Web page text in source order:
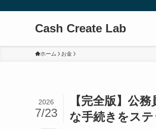
Cash Create Lab
ホーム お金
【完全版】公
な手続きをス
2026
7/23